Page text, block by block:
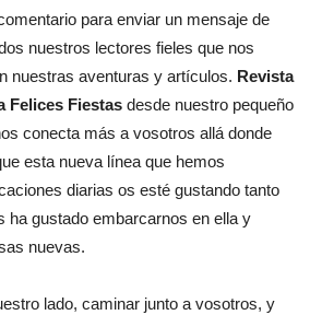
para enviar un mensaje de
nuestros lectores fieles que nos
nuestras aventuras y artículos. Revista
Felices Fiestas desde nuestro pequeño
conecta más a vosotros allá donde
esta nueva línea que hemos
diarias os esté gustando tanto
ha gustado embarcarnos en ella y
nuevas.
lado, caminar junto a vosotros, y